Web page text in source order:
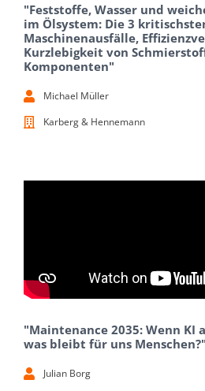
"Feststoffe, Wasser und
im Ölsystem: Die 3
Maschinenausfälle,
Kurzlebigkeit von
Komponenten"
Michael Müller
Karberg & Hennemann
"Maintenance 2035: Wenn KI
was bleibt für uns Menschen?"
Julian Borg